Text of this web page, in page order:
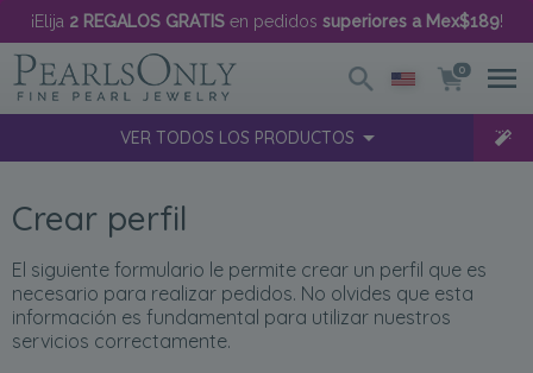
¡Elija 2 REGALOS GRATISen pedidos superiores a Mex$189!
0
VER TODOS LOS PRODUCTOS
Crear perfil
El siguiente formulario le permite crear un perfil que es
necesario para realizar pedidos. No olvides que esta
información es fundamental para utilizar nuestros
servicios correctamente.